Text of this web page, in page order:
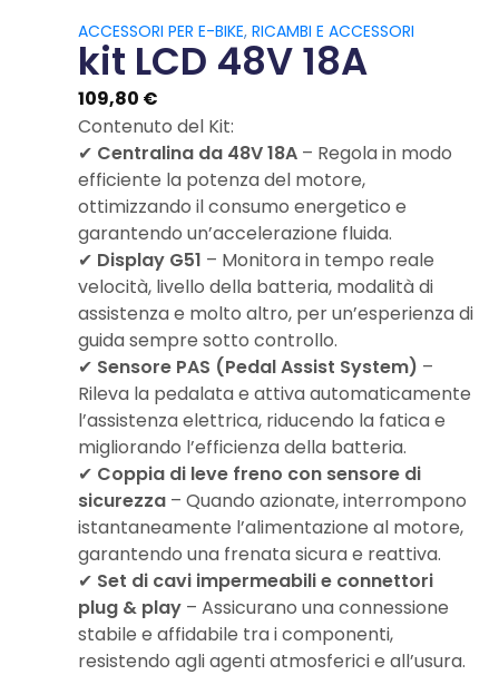
ACCESSORI PER E-BIKE, RICAMBI E ACCESSORI
kit LCD 48V 18A
109,80 €
Contenuto del Kit:
✔ Centralina da 48V 18A – Regola in modo
efficiente la potenza del motore,
ottimizzando il consumo energetico e
garantendo un’accelerazione fluida.
✔ Display G51 – Monitora in tempo reale
velocità, livello della batteria, modalità di
assistenza e molto altro, per un’esperienza di
guida sempre sotto controllo.
✔ Sensore PAS (Pedal Assist System) –
Rileva la pedalata e attiva automaticamente
l’assistenza elettrica, riducendo la fatica e
migliorando l’efficienza della batteria.
✔ Coppia di leve freno con sensore di
sicurezza – Quando azionate, interrompono
istantaneamente l’alimentazione al motore,
garantendo una frenata sicura e reattiva.
✔ Set di cavi impermeabili e connettori
plug & play – Assicurano una connessione
stabile e affidabile tra i componenti,
resistendo agli agenti atmosferici e all’usura.